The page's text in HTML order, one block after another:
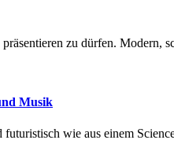
zu dürfen.
Musik
wie aus einem